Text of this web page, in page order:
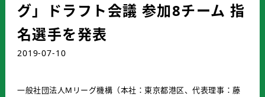
グ」ドラフト会議 参加8チーム 指
名選手を発表
2019-07-10
一般社団法人Mリーグ機構（本社：東京都港区、代表理事：藤